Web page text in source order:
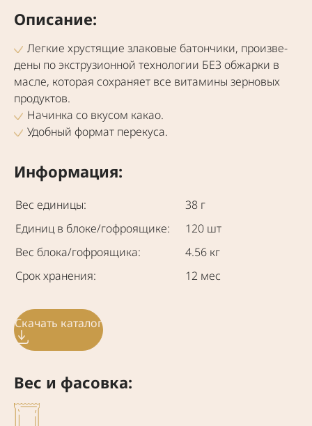
Описание:
Лег­кие хру­стя­щие зла­ко­вые батон­чи­ки, про­из­ве­
де­ны по экс­тру­зи­он­ной тех­но­ло­гии БЕЗ обжар­ки в
мас­ле, кото­рая сохра­ня­ет все вита­ми­ны зер­но­вых
про­дук­тов.
Начин­ка со вку­сом какао.
Удоб­ный фор­мат пере­ку­са.
Информация:
Вес единицы:
38 г
Единиц в блоке/гофроящике:
120 шт
Вес блока/гофроящика:
4.56 кг
Срок хранения:
12 мес
Скачать каталог
Вес и фасовка: